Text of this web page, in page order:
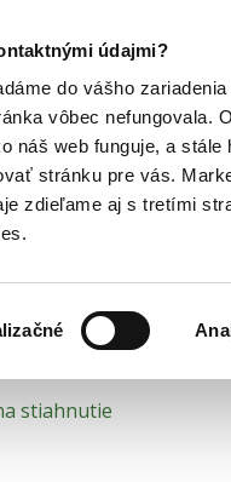
údajmi?
do vášho
vôbec nefungovala.
náš web funguje, a
stránku pre vás.
zdieľame aj s tretími
Doplnky
vedách Knihy o
pro
výchova
stiahnutie